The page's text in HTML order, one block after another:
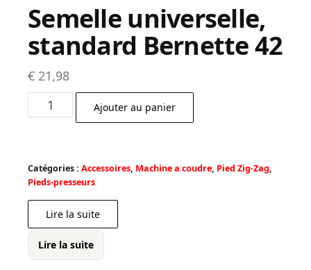
Semelle universelle,
standard Bernette 42
€ 21,98
quantité
de
standard
Bernette
Ajouter au panier
Catégories : Accessoires, Machine a coudre, Pied Zig-Zag,
Pieds-presseurs
Lire la suite
Lire la suite